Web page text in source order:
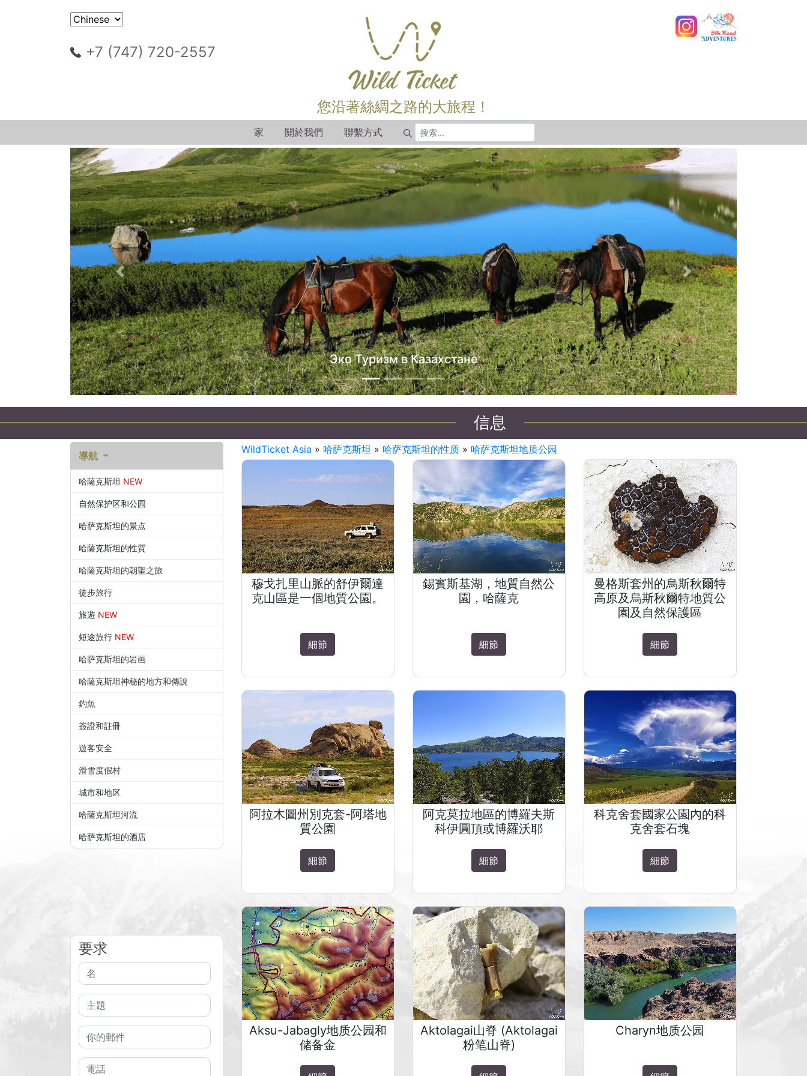
+7 (747) 720-2557
您沿著絲綢之路的大旅程！
家 關於我們 聯繫方式
Туризм в Казахстане 哈萨克斯坦吉普车之旅
以前的 下一個
信息
導航
哈薩克斯坦 NEW
自然保护区和公园
哈萨克斯坦的景点
哈薩克斯坦的性質
哈薩克斯坦的朝聖之旅
徒步旅行
旅遊 NEW
短途旅行 NEW
哈萨克斯坦的岩画
哈薩克斯坦神秘的地方和傳說
釣魚
簽證和註冊
遊客安全
滑雪度假村
城市和地区
哈薩克斯坦河流
哈萨克斯坦的酒店
要求
WildTicket Asia » 哈萨克斯坦 » 哈萨克斯坦的性质 » 哈萨克斯坦地质公园
穆戈扎里山脈的舒伊爾達
克山區是一個地質公園。
細節
錫賓斯基湖，地質自然公
園，哈薩克
細節
曼格斯套州的烏斯秋爾特
高原及烏斯秋爾特地質公
園及自然保護區
細節
阿拉木圖州別克套-阿塔地
質公園
細節
阿克莫拉地區的博羅夫斯
科伊圓頂或博羅沃耶
細節
科克舍套國家公園內的科
克舍套石塊
細節
Aksu-Jabagly地质公园和
储备金
Aktolagai山脊 (Aktolagai
粉笔山脊)
Charyn地质公园